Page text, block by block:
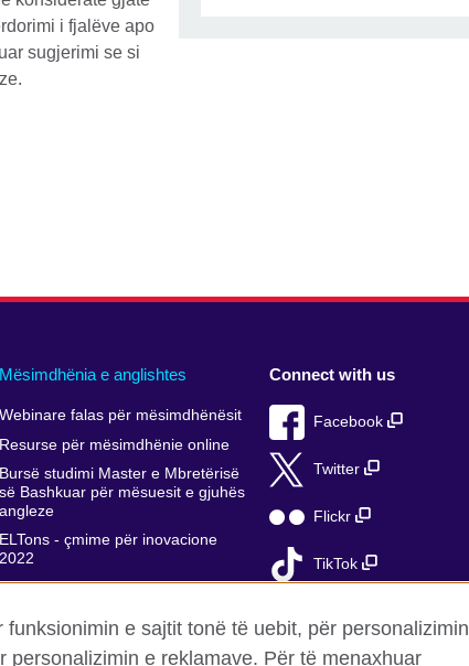
i fjalëve apo
sugjerimi se si
Mësimdhënia e anglishtes
Webinare falas për mësimdhënësit
Resurse për mësimdhënie online
Bursë studimi Master e Mbretërisë
së Bashkuar për mësuesit e gjuhës
angleze
ELTons - çmime për inovacione
2022
e zhvillimit profesional të
Connect with us
Facebook
Twitter
Flickr
TikTok
e sajtit tonë të uebit, për personalizimin
e reklamave. Për të menaxhuar